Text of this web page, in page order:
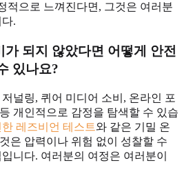
적으로 느껴진다면, 그것은 여러분
.
되지 않았다면 어떻게 안전
있나요?
널링, 퀴어 미디어 소비, 온라인 포
개인적으로 감정을 탐색할 수 있습
레즈비언 테스트 와 같은 기밀 온
은 압력이나 위험 없이 성찰할 수
니다. 여러분의 여정은 여러분이